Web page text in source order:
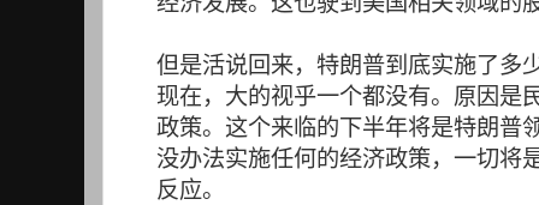
但是活说回来，特朗普到底实施了多
现在，大的视乎一个都没有。原因是
政策。这个来临的下半年将是特朗普
没办法实施任何的经济政策，一切将
反应。